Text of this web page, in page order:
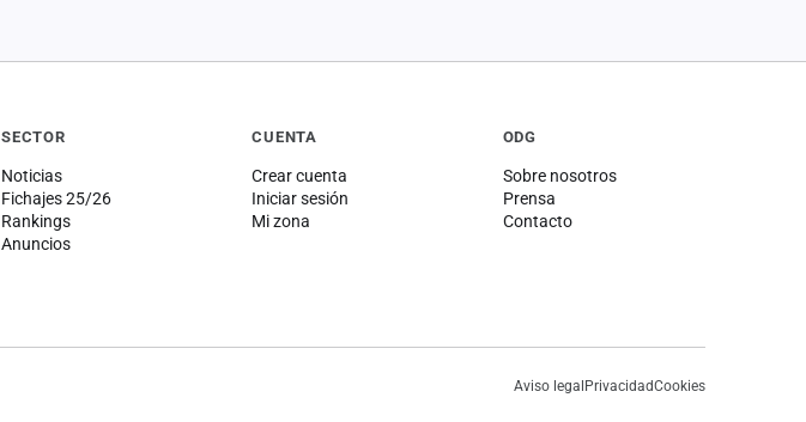
SECTOR
Noticias
Fichajes 25/26
Rankings
Anuncios
CUENTA
Crear cuenta
Iniciar sesión
Mi zona
ODG
Sobre nosotros
Prensa
Contacto
Aviso legalPrivacidadCookies